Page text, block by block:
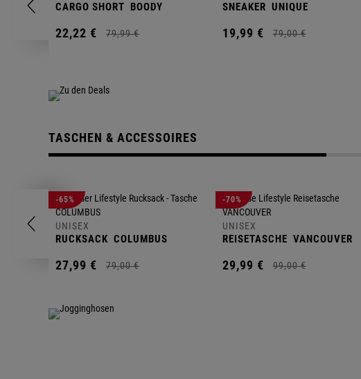
CARGO SHORT BOODY
22,22 € 79,99 €
SNEAKER UNIQUE
19,99 € 79,00 €
TASCHEN & ACCESSOIRES
-65%
UNISEX
RUCKSACK COLUMBUS
27,99 € 79,00 €
-70%
UNISEX
REISETASCHE VANCOUVER
29,99 € 99,00 €